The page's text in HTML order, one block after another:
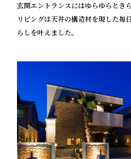
玄関エントランスにはゆらゆらとき
リビングは天井の構造材を現した毎
らしを叶えました。